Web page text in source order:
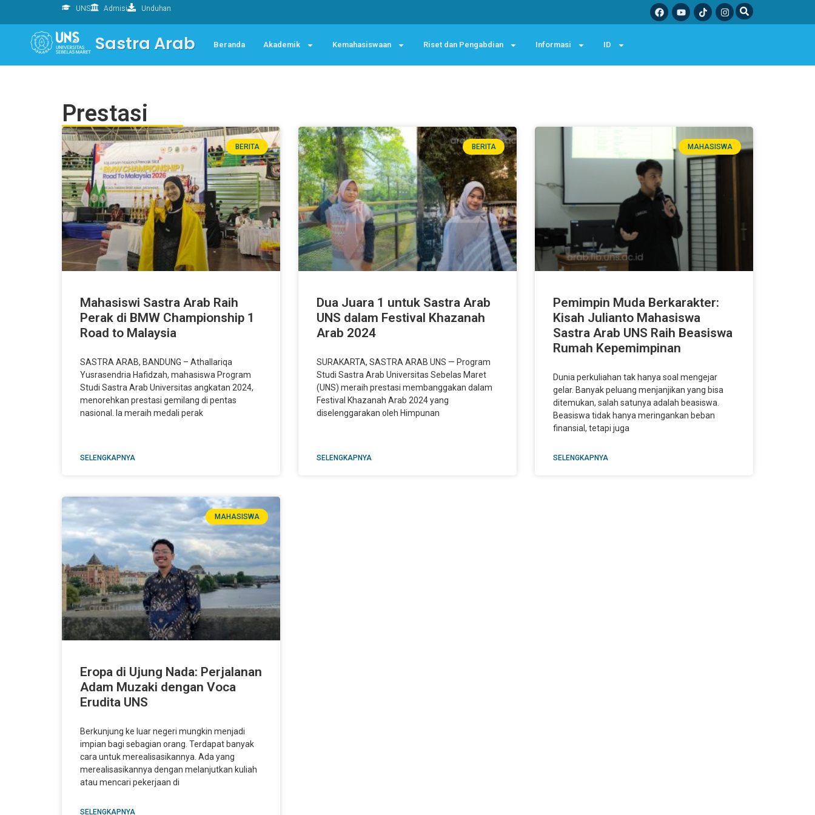
UNS Admisi Unduhan
Sastra Arab Beranda Akademik Kemahasiswaan Riset dan Pengabdian Informasi ID
Prestasi
BERITA
Mahasiswi Sastra Arab Raih
Perak di BMW Championship 1
Road to Malaysia
SASTRA ARAB, BANDUNG – Athallariqa
Yusrasendria Hafidzah, mahasiswa Program
Studi Sastra Arab Universitas angkatan 2024,
menorehkan prestasi gemilang di pentas
nasional. Ia meraih medali perak
SELENGKAPNYA
BERITA
Dua Juara 1 untuk Sastra Arab
UNS dalam Festival Khazanah
Arab 2024
SURAKARTA, SASTRA ARAB UNS — Program
Studi Sastra Arab Universitas Sebelas Maret
(UNS) meraih prestasi membanggakan dalam
Festival Khazanah Arab 2024 yang
diselenggarakan oleh Himpunan
SELENGKAPNYA
MAHASISWA
Pemimpin Muda Berkarakter:
Kisah Julianto Mahasiswa
Sastra Arab UNS Raih Beasiswa
Rumah Kepemimpinan
Dunia perkuliahan tak hanya soal mengejar
gelar. Banyak peluang menjanjikan yang bisa
ditemukan, salah satunya adalah beasiswa.
Beasiswa tidak hanya meringankan beban
finansial, tetapi juga
SELENGKAPNYA
MAHASISWA
Eropa di Ujung Nada: Perjalanan
Adam Muzaki dengan Voca
Erudita UNS
Berkunjung ke luar negeri mungkin menjadi
impian bagi sebagian orang. Terdapat banyak
cara untuk merealisasikannya. Ada yang
merealisasikannya dengan melanjutkan kuliah
atau mencari pekerjaan di
SELENGKAPNYA